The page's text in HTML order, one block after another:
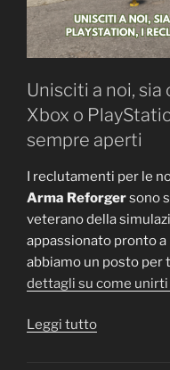
Unisciti a noi, sia
Xbox o
sempre aperti
I reclutamenti per le
Arma Reforgersono
veterano della
appassionato pronto
abbiamo un posto per
dettagli su come unirti
Leggi tutto